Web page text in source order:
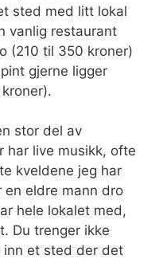
sted med litt lokal
vanlig restaurant
(210 til 350 kroner)
gjerne ligger
stor del av
har live musikk, ofte
kveldene jeg har
en eldre mann dro
hele lokalet med,
Du trenger ikke
inn et sted der det